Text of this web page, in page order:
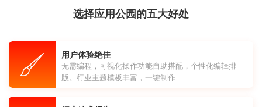
选择应用公园的五大好处
用户体验绝佳
无需编程，可视化操作功能自助搭配，个性化编辑排
版。行业主题模板丰富，一键制作